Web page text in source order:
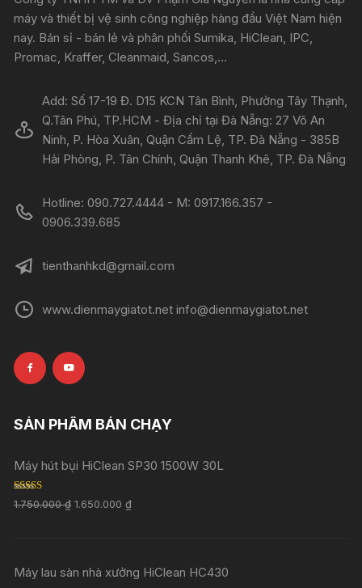
máy và thiết bị vệ sinh công nghiệp hàng đầu Việt Nam hiện
nay. Bán sỉ - bán lẻ và phân phối Sumika, HiClean, IPC,
Promac, Kraffer, Cleanmaid, Sancos,...
Add: Số 17-19 Đ. D15 KCN Tân Bình, Phường Tây Thạnh,
Q.Tân Phú, TP.HCM - Địa chỉ tại Đà Nẵng: 27 Võ An
Ninh, P. Hòa Xuân, Quận Cẩm Lệ, TP. Đà Nẵng - 385B
Hải Phòng, P. Tân Chính, Quận Thanh Khê, TP. Đà Nẵng
Hotline: 090.727.4444 - M: 0917.166.357 -
0906.339.685
tienthanhkd@gmail.com
www.dienmaygiatot.net info@dienmaygiatot.net
SẢN PHẨM BÁN CHẠY
Máy hút bụi HiClean SP30 1500W 30L
Rated 5.00
out of 5
1.750.000₫ 1.650.000₫
Máy lau sàn nhà xưởng HiClean HC430